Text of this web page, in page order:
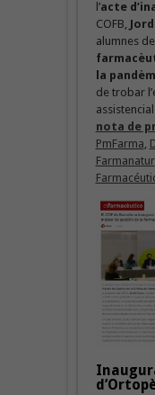
l’acte
COFB,
alumnes
la
de trobar
nota de
PmFarma,
Farmanatur